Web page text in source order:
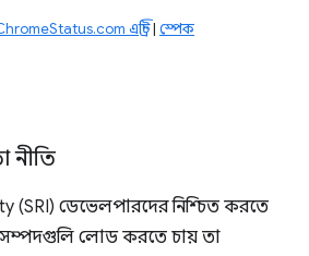
এন্ট্রি| স্পেক
নীতি
(SRI) ডেভেলপারদের নিশ্চিত করতে
সম্পদগুলি লোড করতে চায় তা